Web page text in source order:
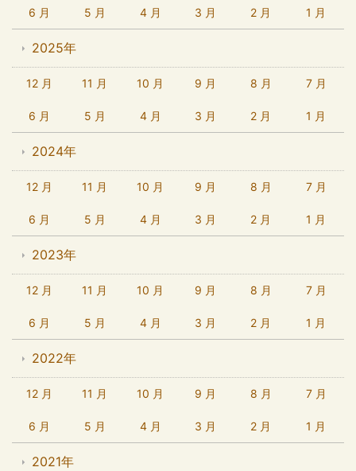
6 月 5 月 4 月 3 月 2 月 1 月
2025年
12 月 11 月 10 月 9 月 8 月 7 月
6 月 5 月 4 月 3 月 2 月 1 月
2024年
12 月 11 月 10 月 9 月 8 月 7 月
6 月 5 月 4 月 3 月 2 月 1 月
2023年
12 月 11 月 10 月 9 月 8 月 7 月
6 月 5 月 4 月 3 月 2 月 1 月
2022年
12 月 11 月 10 月 9 月 8 月 7 月
6 月 5 月 4 月 3 月 2 月 1 月
2021年